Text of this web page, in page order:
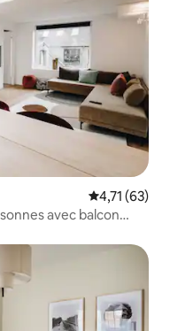
Évaluation
4,71 (63)
avec balcon